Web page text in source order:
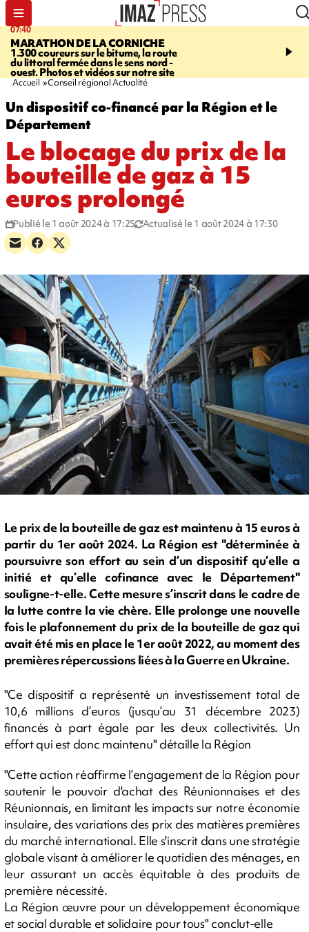
07:40
MARATHON DE LA CORNICHE
1.300 coureurs sur le bitume, la route
du littoral fermée dans le sens nord -
ouest. Photos et vidéos sur notre site
10:33
l’enfance - une
Accueil Conseil régional Actualité
Un dispositif co-financé par la Région et le
Département
Le blocage du prix de la
bouteille de gaz à 15
euros prolongé
Publié le 1 août 2024 à 17:25 Actualisé le 1 août 2024 à 17:30
Le prix de la bouteille de gaz est maintenu à 15 euros à
partir du 1er août 2024. La Région est "déterminée à
poursuivre son effort au sein d’un dispositif qu’elle a
initié et qu’elle cofinance avec le Département"
souligne-t-elle. Cette mesure s’inscrit dans le cadre de
la lutte contre la vie chère. Elle prolonge une nouvelle
fois le plafonnement du prix de la bouteille de gaz qui
avait été mis en place le 1er août 2022, au moment des
premières répercussions liées à la Guerre en Ukraine.
"Ce dispositif a représenté un investissement total de
10,6 millions d’euros (jusqu’au 31 décembre 2023)
financés à part égale par les deux collectivités. Un
effort qui est donc maintenu" détaille la Région
"Cette action réaffirme l’engagement de la Région pour
soutenir le pouvoir d'achat des Réunionnaises et des
Réunionnais, en limitant les impacts sur notre économie
insulaire, des variations des prix des matières premières
du marché international. Elle s'inscrit dans une stratégie
globale visant à améliorer le quotidien des ménages, en
leur assurant un accès équitable à des produits de
première nécessité.
La Région œuvre pour un développement économique
et social durable et solidaire pour tous" conclut-elle